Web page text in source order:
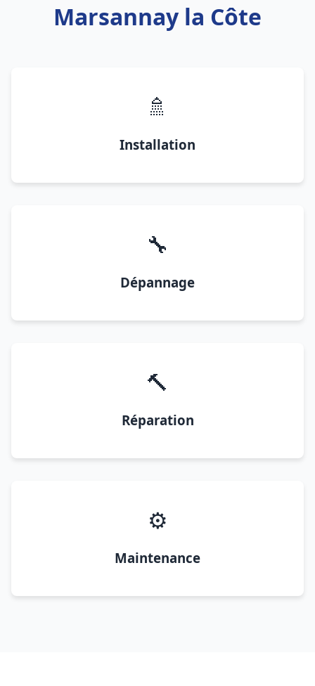
Marsannay la Côte
🚿
Installation
🔧
Dépannage
🔨
Réparation
⚙️
Maintenance